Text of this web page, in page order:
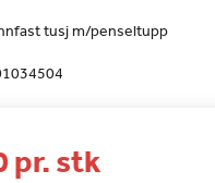
tusj m/penseltupp
pr. stk